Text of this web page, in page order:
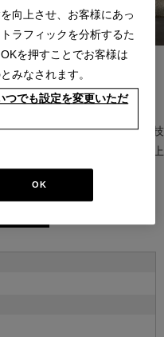
を掲げるグローバル家
本の美意識を融合し、素材や技
テリアを提案。長く愛される上
向上させ、お客様にあっ
ラフィックを分析するた
を押すことでお客様は
みなされます。
つでも設定を変更いただ
OK